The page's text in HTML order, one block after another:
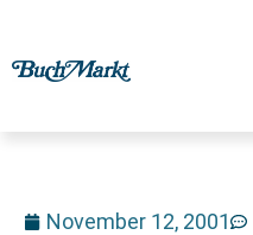
November 12, 2001